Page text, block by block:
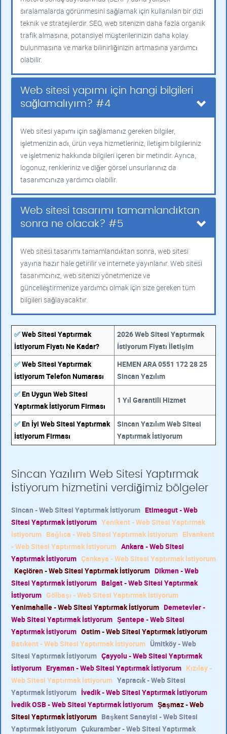
sıralamalarda görünmesini sağlamak için kullanılan bir dizi
teknik ve stratejilerdir. SEO, web sitenizin daha fazla organik
trafik almasına, potansiyel müşterilerinizin daha kolay
bulunmasına ve marka bilinirliğinizin artmasına yardımcı
olabilir.
Web sitesi yapımı için hangi bilgileri
sağlamalıyım? #4
Web sitesi yapımı için sağlamanız gereken bilgiler,
işletmenizin adı, ürün veya hizmetleriniz, iletişim bilgileriniz
ve işletmeniz hakkında bilgileri içeren bir metindir. Ayrıca,
logonuz, renkleriniz ve diğer görsel unsurlarınız da
tasarımcınıza yardımcı olabilir.
Web sitesi tasarımı tamamlandıktan
sonra ne olacak? #5
Web sitesi tasarımı tamamlandıktan sonra, web sitesi
yayına hazır hale getirilir ve internete yayınlanır. Web sitesi
tasarımcınız, web sitenizi yönetmenize ve
güncelleştirmenize yardımcı olmak için size gereken tüm
bilgileri sağlayacaktır.
✅Web Sitesi Yaptırmak
İstiyorum Fiyatı Ne Kadar?
2026 Web Sitesi Yaptırmak
İstiyorum Fiyatı İletişim
✅Web Sitesi Yaptırmak
İstiyorum Telefon Numarası
HEMEN ARA 0551 172 28 25
Sincan Yazılım
✅En Uygun Web Sitesi
Yaptırmak İstiyorum Firması
1 Yıl Garantili Hizmet
✅En İyi Web Sitesi Yaptırmak
İstiyorum Firması
Sincan Yazılım Web Sitesi
Yaptırmak İstiyorum
Sincan Yazılım Web Sitesi Yaptırmak
İstiyorum hizmetini verdiğimiz bölgeler
Sincan - Web Sitesi Yaptırmak İstiyorum Etimesgut - Web
Sitesi Yaptırmak İstiyorum Yenikent - Web Sitesi Yaptırmak
İstiyorum Bağlıca - Web Sitesi Yaptırmak İstiyorum Elvankent
- Web Sitesi Yaptırmak İstiyorum Ankara - Web Sitesi
Yaptırmak İstiyorum Çankaya - Web Sitesi Yaptırmak İstiyorum
Keçiören - Web Sitesi Yaptırmak İstiyorum Dikmen - Web
Sitesi Yaptırmak İstiyorum Balgat - Web Sitesi Yaptırmak
İstiyorum Gölbaşı - Web Sitesi Yaptırmak İstiyorum
Yenimahalle - Web Sitesi Yaptırmak İstiyorum Demetevler -
Web Sitesi Yaptırmak İstiyorum Şentepe - Web Sitesi
Yaptırmak İstiyorum Ostim - Web Sitesi Yaptırmak İstiyorum
Batıkent - Web Sitesi Yaptırmak İstiyorum Ümitköy - Web
Sitesi Yaptırmak İstiyorum Çayyolu - Web Sitesi Yaptırmak
İstiyorum Eryaman - Web Sitesi Yaptırmak İstiyorum Kızılay -
Web Sitesi Yaptırmak İstiyorum Yapracık - Web Sitesi
Yaptırmak İstiyorum İvedik - Web Sitesi Yaptırmak İstiyorum
İvedik OSB - Web Sitesi Yaptırmak İstiyorum Şaşmaz - Web
Sitesi Yaptırmak İstiyorum Başkent Sanayisi - Web Sitesi
Yaptırmak İstiyorum Çukurambar - Web Sitesi Yaptırmak